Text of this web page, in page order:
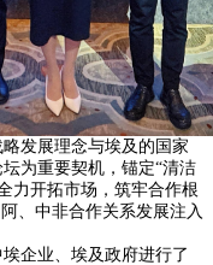
发展理念与埃及的国家
为重要契机，锚定“清洁
力开拓市场，筑牢合作根
、中非合作关系发展注入
企业、埃及政府进行了